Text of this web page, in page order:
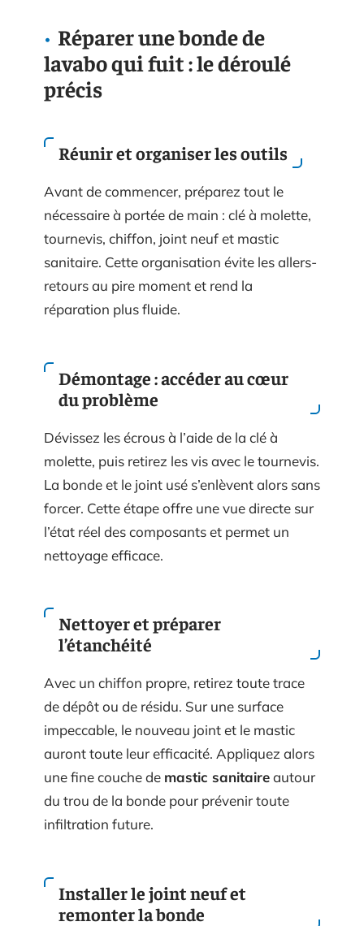
Réparer une bonde de
lavabo qui fuit : le déroulé
précis
Réunir et organiser les outils
Avant de commencer, préparez tout le
nécessaire à portée de main : clé à molette,
tournevis, chiffon, joint neuf et mastic
sanitaire. Cette organisation évite les allers-
retours au pire moment et rend la
réparation plus fluide.
Démontage : accéder au cœur
du problème
Dévissez les écrous à l’aide de la clé à
molette, puis retirez les vis avec le tournevis.
La bonde et le joint usé s’enlèvent alors sans
forcer. Cette étape offre une vue directe sur
l’état réel des composants et permet un
nettoyage efficace.
Nettoyer et préparer
l’étanchéité
Avec un chiffon propre, retirez toute trace
de dépôt ou de résidu. Sur une surface
impeccable, le nouveau joint et le mastic
auront toute leur efficacité. Appliquez alors
une fine couche de mastic sanitaireautour
du trou de la bonde pour prévenir toute
infiltration future.
Installer le joint neuf et
remonter la bonde